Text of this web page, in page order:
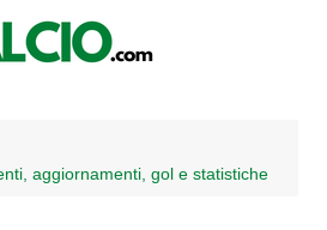
aggiornamenti, gol e statistiche